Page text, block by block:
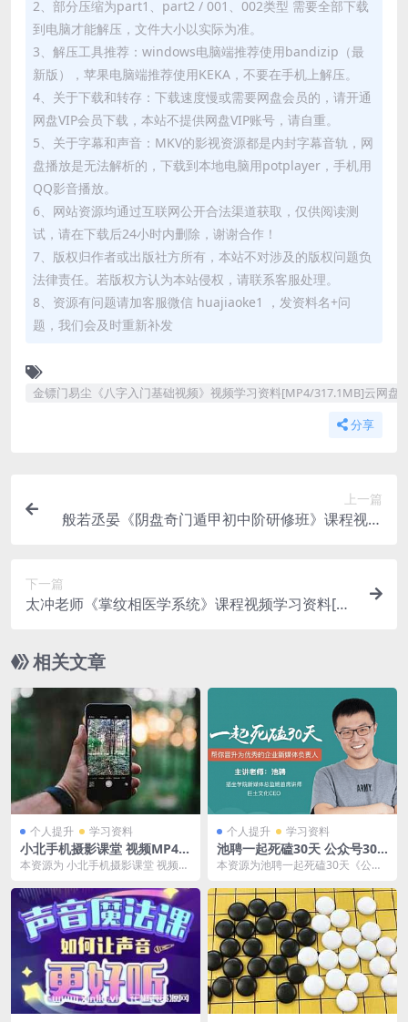
2、部分压缩为part1、part2 / 001、002类型 需要全部下载
到电脑才能解压，文件大小以实际为准。
3、解压工具推荐：windows电脑端推荐使用bandizip（最
新版），苹果电脑端推荐使用KEKA，不要在手机上解压。
4、关于下载和转存：下载速度慢或需要网盘会员的，请开通
网盘VIP会员下载，本站不提供网盘VIP账号，请自重。
5、关于字幕和声音：MKV的影视资源都是内封字幕音轨，网
盘播放是无法解析的，下载到本地电脑用potplayer，手机用
QQ影音播放。
6、网站资源均通过互联网公开合法渠道获取，仅供阅读测
试，请在下载后24小时内删除，谢谢合作！
7、版权归作者或出版社方所有，本站不对涉及的版权问题负
法律责任。若版权方认为本站侵权，请联系客服处理。
8、资源有问题请加客服微信 huajiaoke1 ，发资料名+问
题，我们会及时重新补发
金镖门易尘《八字入门基础视频》视频学习资料[MP4/317.1MB]云网
分享
上一篇
般若丞晏《阴盘奇门遁甲初中阶研修班》课程视频
下一篇
太冲老师《掌纹相医学系统》课程视频学习资料[M
相关文章
个人提升 学习资料
小北手机摄影课堂 视频MP4
[带课件]百度云网盘下载[MP
本资源为 小北手机摄影课堂 视频M
46...
个人提升 学习资料
池聘一起死磕30天 公众号30
天运营高阶班 百度云网盘下载
本资源为池聘一起死磕30天《公众
载[MP3/PD...